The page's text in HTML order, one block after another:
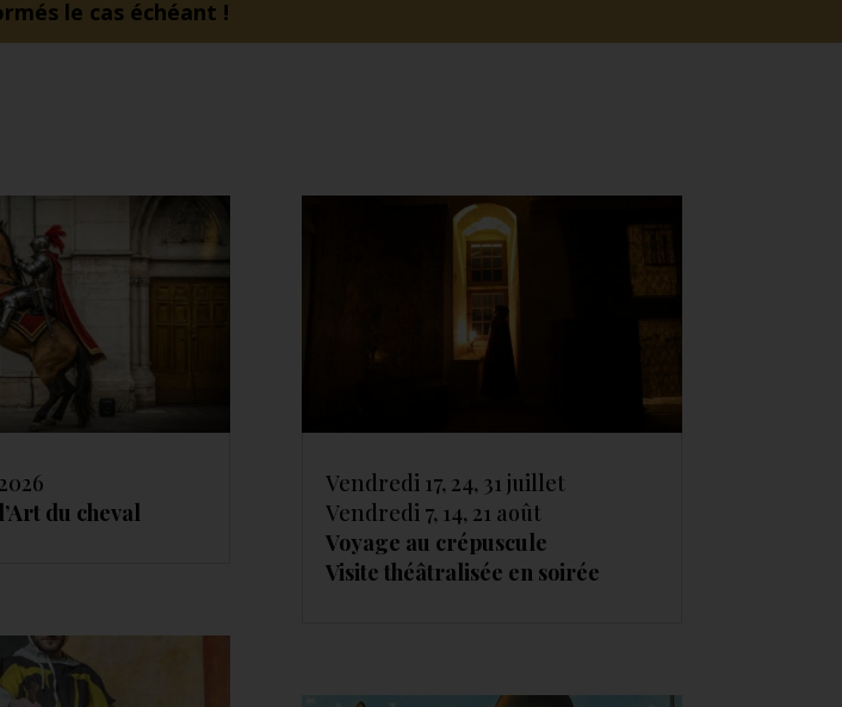
le cas échéant !
du cheval
Vendredi 17, 24, 31 juillet
Vendredi 7, 14, 21 août
Voyage au crépuscule
Visite théâtralisée en soirée